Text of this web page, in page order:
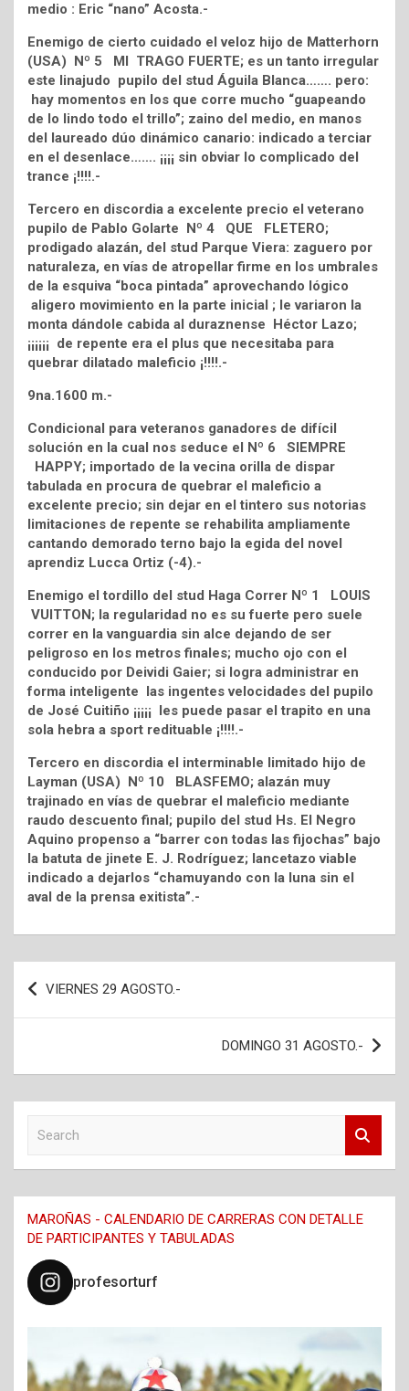
medio : Eric “nano” Acosta.-
Enemigo de cierto cuidado el veloz hijo de Matterhorn
(USA) Nº 5 MI TRAGO FUERTE; es un tanto irregular
este linajudo pupilo del stud Águila Blanca……. pero:
hay momentos en los que corre mucho “guapeando
de lo lindo todo el trillo”; zaino del medio, en manos
del laureado dúo dinámico canario: indicado a terciar
en el desenlace……. ¡¡¡¡ sin obviar lo complicado del
trance ¡!!!!.-
Tercero en discordia a excelente precio el veterano
pupilo de Pablo Golarte Nº 4 QUE FLETERO;
prodigado alazán, del stud Parque Viera: zaguero por
naturaleza, en vías de atropellar firme en los umbrales
de la esquiva “boca pintada” aprovechando lógico
aligero movimiento en la parte inicial ; le variaron la
monta dándole cabida al duraznense Héctor Lazo;
¡¡¡¡¡¡ de repente era el plus que necesitaba para
quebrar dilatado maleficio ¡!!!!.-
9na.1600 m.-
Condicional para veteranos ganadores de difícil
solución en la cual nos seduce el Nº 6 SIEMPRE
HAPPY; importado de la vecina orilla de dispar
tabulada en procura de quebrar el maleficio a
excelente precio; sin dejar en el tintero sus notorias
limitaciones de repente se rehabilita ampliamente
cantando demorado terno bajo la egida del novel
aprendiz Lucca Ortiz (-4).-
Enemigo el tordillo del stud Haga Correr Nº 1 LOUIS
VUITTON; la regularidad no es su fuerte pero suele
correr en la vanguardia sin alce dejando de ser
peligroso en los metros finales; mucho ojo con el
conducido por Deividi Gaier; si logra administrar en
forma inteligente las ingentes velocidades del pupilo
de José Cuitiño ¡¡¡¡¡ les puede pasar el trapito en una
sola hebra a sport redituable ¡!!!!.-
Tercero en discordia el interminable limitado hijo de
Layman (USA) Nº 10 BLASFEMO; alazán muy
trajinado en vías de quebrar el maleficio mediante
raudo descuento final; pupilo del stud Hs. El Negro
Aquino propenso a “barrer con todas las fijochas” bajo
la batuta de jinete E. J. Rodríguez; lancetazo viable
indicado a dejarlos “chamuyando con la luna sin el
aval de la prensa exitista”.-
Navegación
de
VIERNES 29 AGOSTO.-
DOMINGO 31 AGOSTO.-
c
h
MAROÑAS - CALENDARIO DE CARRERAS CON DETALLE
DE PARTICIPANTES Y TABULADAS
profesorturf